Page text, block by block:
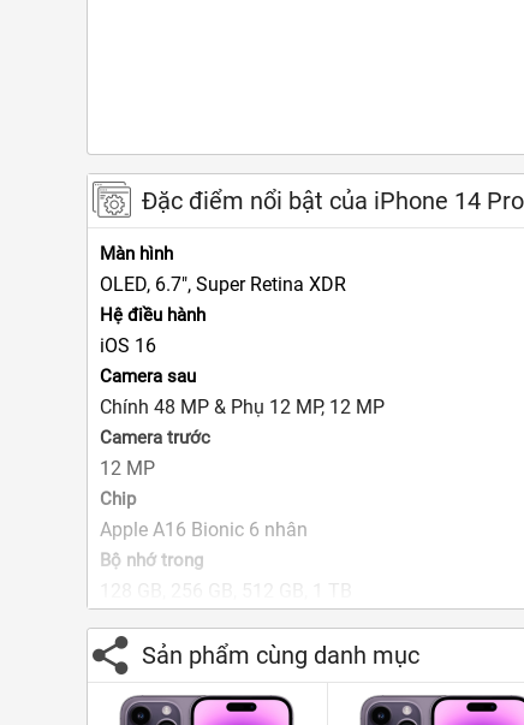
Đặc điểm nổi bật của iPhone 14
Màn hình
OLED, 6.7", Super Retina XDR
Hệ điều hành
iOS 16
Camera sau
Chính 48 MP & Phụ 12 MP, 12 MP
Camera trước
12 MP
Chip
Apple A16 Bionic 6 nhân
Bộ nhớ trong
Sản phẩm cùng danh mục